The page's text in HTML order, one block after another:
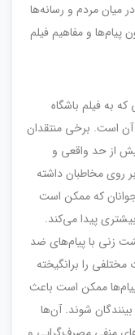
میان مردم و رسانه‌ها
پیام‌ها و مفاهیم فیلم
به فیلم باشگاه
است. برخی منتقدان
از حد واقعی و
روی مخاطبان داشته
که ممکن است
پیدا می‌کند.
زنی با پیام‌های ضد
را برانگیخته
ممکن است باعث
شوند. آن‌ها